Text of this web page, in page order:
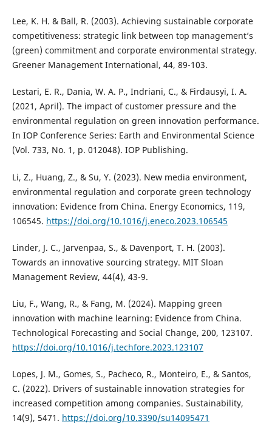
Lee, K. H. & Ball, R. (2003). Achieving sustainable corporate
competitiveness: strategic link between top management’s
(green) commitment and corporate environmental strategy.
Greener Management International, 44, 89-103.
Lestari, E. R., Dania, W. A. P., Indriani, C., & Firdausyi, I. A.
(2021, April). The impact of customer pressure and the
environmental regulation on green innovation performance.
In IOP Conference Series: Earth and Environmental Science
(Vol. 733, No. 1, p. 012048). IOP Publishing.
Li, Z., Huang, Z., & Su, Y. (2023). New media environment,
environmental regulation and corporate green technology
innovation: Evidence from China. Energy Economics, 119,
106545. https://doi.org/10.1016/j.eneco.2023.106545
Linder, J. C., Jarvenpaa, S., & Davenport, T. H. (2003).
Towards an innovative sourcing strategy. MIT Sloan
Management Review, 44(4), 43-9.
Liu, F., Wang, R., & Fang, M. (2024). Mapping green
innovation with machine learning: Evidence from China.
Technological Forecasting and Social Change, 200, 123107.
https://doi.org/10.1016/j.techfore.2023.123107
Lopes, J. M., Gomes, S., Pacheco, R., Monteiro, E., & Santos,
C. (2022). Drivers of sustainable innovation strategies for
increased competition among companies. Sustainability,
14(9), 5471. https://doi.org/10.3390/su14095471